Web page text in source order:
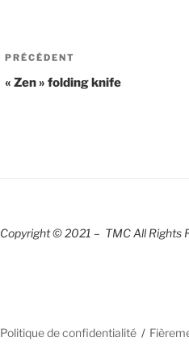
Navigation
de
Article
précédent
PRÉCÉDENT
« Zen » folding knife
Copyright © 2021 – TMC All Rights
Politique de confidentialité